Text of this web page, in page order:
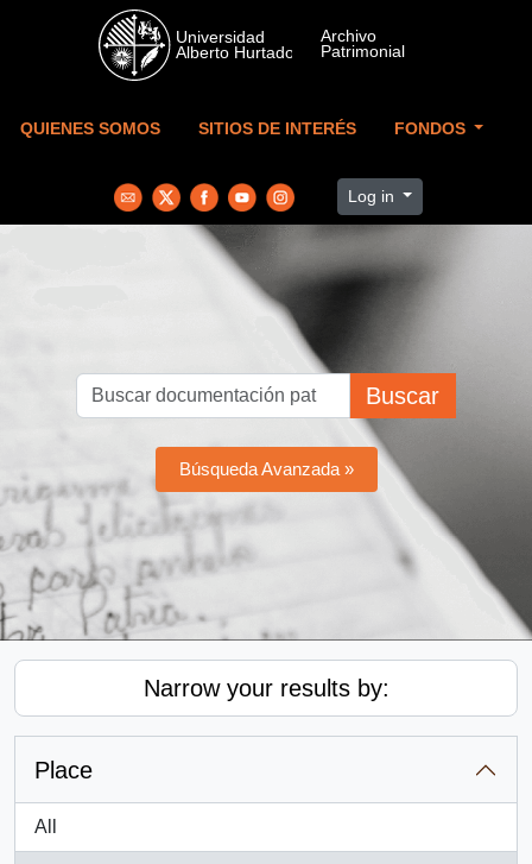
Skip to main content
QUIENES SOMOS SITIOS DE INTERÉS FONDOS
Log in
Buscar
Búsqueda Avanzada »
Narrow your results by:
Place
All